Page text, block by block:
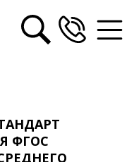
ФГОС